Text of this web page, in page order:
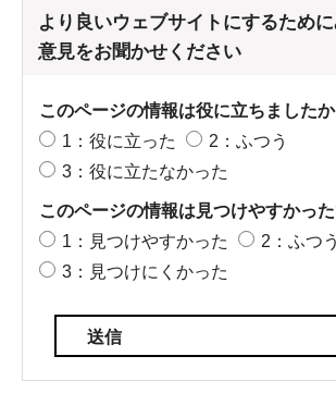
より良いウェブサイトにするため
意見をお聞かせください
このページの情報は役に立ちましたか
1：役に立った
2：ふつう
3：役に立たなかった
このページの情報は見つけやすかっ
1：見つけやすかった
2：ふつう
3：見つけにくかった